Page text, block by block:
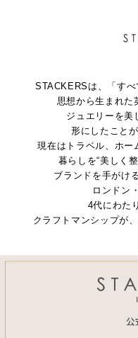
STACKERSは、「す
思想から生まれた
ジュエリーを美
形にしたこと
現在はトラベル、ホー
暮らしを“美しく
ブランドを手がけ
ロンドン
4代にわた
クラフトマンシップが